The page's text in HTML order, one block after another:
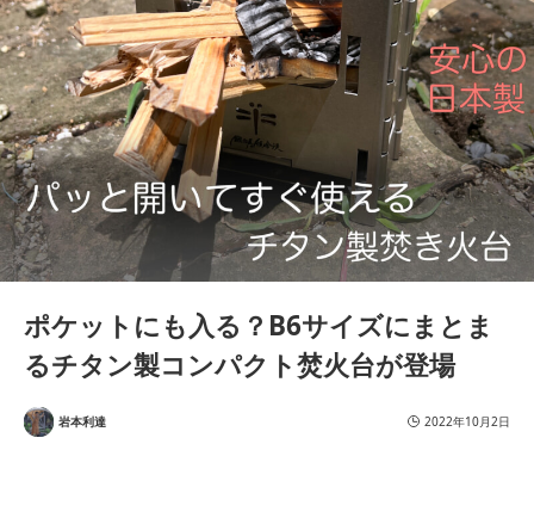
ポケットにも入る？B6サイズにまとま
るチタン製コンパクト焚火台が登場
岩本利達 2022年10月2日